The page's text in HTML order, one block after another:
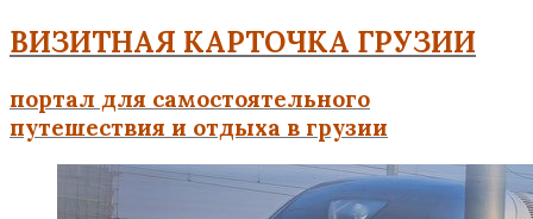
ВИЗИТНАЯ КАРТОЧКА ГРУЗИИ
портал для самостоятельного
путешествия и отдыха в грузии